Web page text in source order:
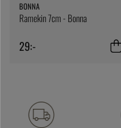
BONNA
Ramekin 7cm - Bonna
29:-